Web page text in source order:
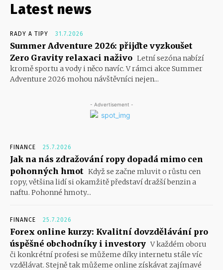
Latest news
RADY A TIPY 31.7.2026
Summer Adventure 2026: přijďte vyzkoušet
Zero Gravity relaxaci naživo Letní sezóna nabízí
kromě sportu a vody i něco navíc. V rámci akce Summer
Adventure 2026 mohou návštěvníci nejen...
- Advertisement -
FINANCE 25.7.2026
Jak na nás zdražování ropy dopadá mimo cen
pohonných hmot Když se začne mluvit o růstu cen
ropy, většina lidí si okamžitě představí dražší benzin a
naftu. Pohonné hmoty...
FINANCE 25.7.2026
Forex online kurzy: Kvalitní dovzdělávání pro
úspěšné obchodníky i investory V každém oboru
či konkrétní profesi se můžeme díky internetu stále víc
vzdělávat. Stejně tak můžeme online získávat zajímavé